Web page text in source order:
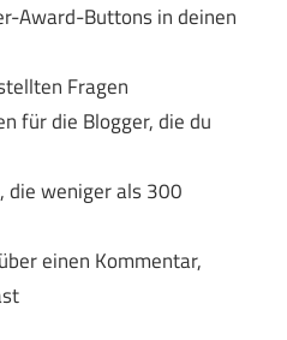
Award-Buttons in deinen
Fragen
für die Blogger, die du
die weniger als 300
einen Kommentar,